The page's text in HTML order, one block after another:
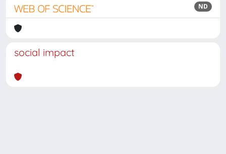
ND
social impact